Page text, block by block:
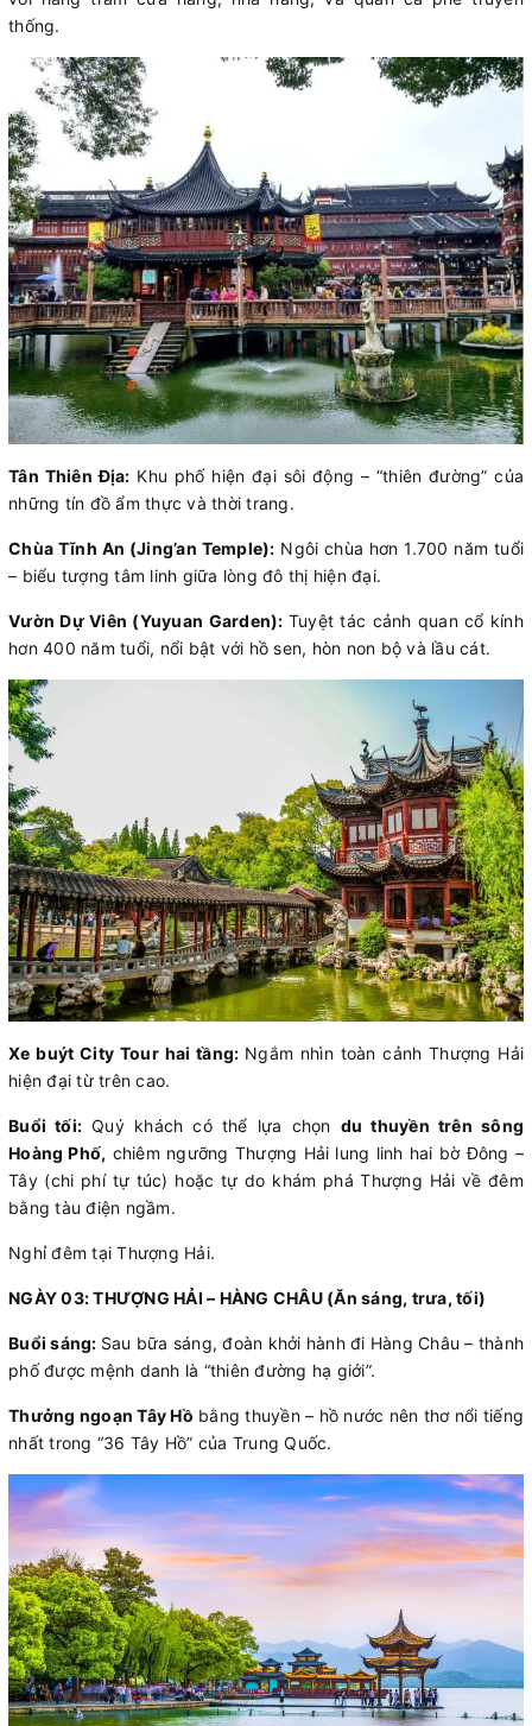
thống.
Tân Thiên Địa: Khu phố hiện đại sôi động – “thiên đường” của
những tín đồ ẩm thực và thời trang.
Chùa Tĩnh An (Jing’an Temple): Ngôi chùa hơn 1.700 năm tuổi
– biểu tượng tâm linh giữa lòng đô thị hiện đại.
Vườn Dự Viên (Yuyuan Garden): Tuyệt tác cảnh quan cổ kính
hơn 400 năm tuổi, nổi bật với hồ sen, hòn non bộ và lầu cát.
Xe buýt City Tour hai tầng: Ngắm nhìn toàn cảnh Thượng Hải
hiện đại từ trên cao.
Buổi tối: Quý khách có thể lựa chọn du thuyền trên sông
Hoàng Phố, chiêm ngưỡng Thượng Hải lung linh hai bờ Đông –
Tây (chi phí tự túc) hoặc tự do khám phá Thượng Hải về đêm
bằng tàu điện ngầm.
Nghỉ đêm tại Thượng Hải.
NGÀY 03: THƯỢNG HẢI – HÀNG CHÂU (Ăn sáng, trưa, tối)
Buổi sáng: Sau bữa sáng, đoàn khởi hành đi Hàng Châu – thành
phố được mệnh danh là “thiên đường hạ giới”.
Thưởng ngoạn Tây Hồ bằng thuyền – hồ nước nên thơ nổi tiếng
nhất trong “36 Tây Hồ” của Trung Quốc.